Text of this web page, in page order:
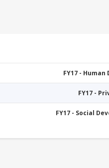
FY17 -
FY17 -
FY17 - Social